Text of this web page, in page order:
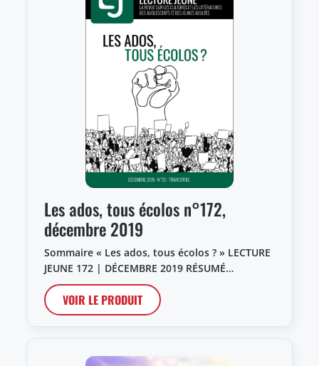
Les ados, tous écolos n°172,
décembre 2019
Sommaire « Les ados, tous écolos ? » LECTURE
JEUNE 172 | DÉCEMBRE 2019 RÉSUMÉ…
VOIR LE PRODUIT